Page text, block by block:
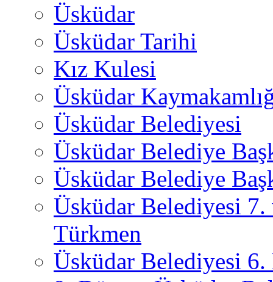
Üsküdar
Üsküdar Tarihi
Kız Kulesi
Üsküdar
Üsküdar Belediyesi
Üsküdar Belediye
Üsküdar Belediye
Üsküdar Belediyesi
Türkmen
Üsküdar Belediyesi 6.